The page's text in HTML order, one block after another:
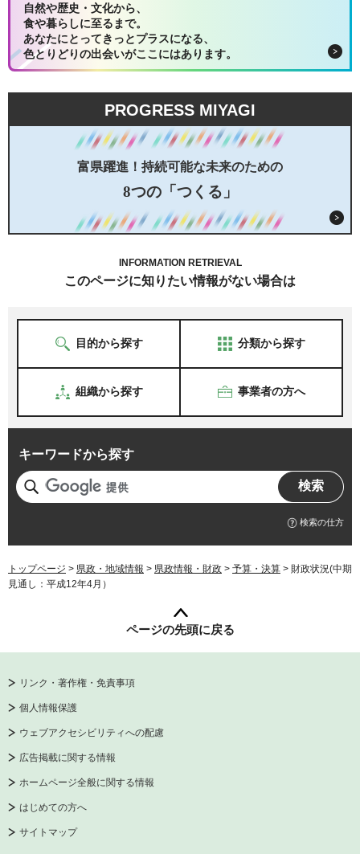
自然や歴史・文化から、
食や暮らしに至るまで。
あなたにとってきっとプラスになる、
色とりどりの出会いがここにはあります。
PROGRESS MIYAGI
富県躍進！持続可能な未来のための
8つの「つくる」
INFORMATION RETRIEVAL
このページに知りたい情報がない場合は
目的から探す 分類から探す
組織から探す 事業者の方へ
キーワードから探す
検索の仕方
トップページ > 県政・地域情報 > 県政情報・財政 > 予算・決算 > 財政状況(中期
見通し：平成12年4月）
ページの先頭に戻る
リンク・著作権・免責事項
個人情報保護
ウェブアクセシビリティへの配慮
広告掲載に関する情報
ホームページ全般に関する情報
はじめての方へ
サイトマップ